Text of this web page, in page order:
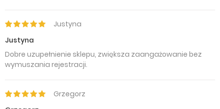
Justyna
Justyna
Dobre uzupełnienie sklepu, zwiększa zaangażowanie bez
wymuszania rejestracji.
Grzegorz